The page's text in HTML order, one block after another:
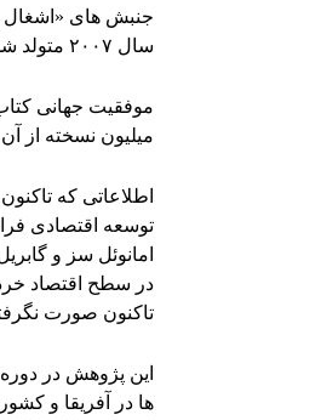
سال ۲۰۰۷ متولد شدند، بار دیگر دلایلی تازه ای برای استدلال درباره افزایش نابرابری و افزایش خشم شان یافته اند.
میلیون نسخته از
اطلاعاتی که
توسعه اقتصادی
امانوئل سز و
در سطح اقتصاد
تاکنون صورت
ها در آفریقا و